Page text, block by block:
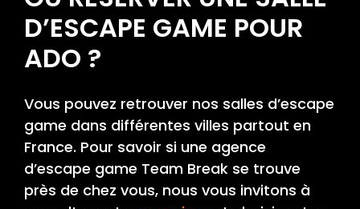
D’ESCAPE GAME POUR
ADO ?
Vous pouvez retrouver nos salles d’escape
game dans différentes villes partout en
France. Pour savoir si une agence
d’escape game Team Break se trouve
près de chez vous, nous vous invitons à